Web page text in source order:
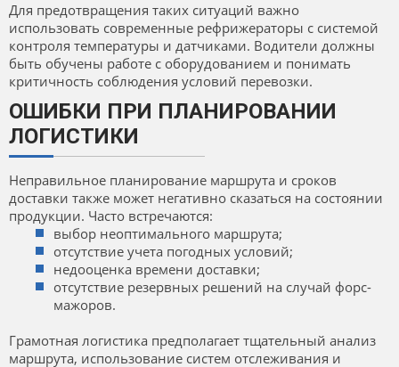
Для предотвращения таких ситуаций важно
использовать современные рефрижераторы с системой
контроля температуры и датчиками. Водители должны
быть обучены работе с оборудованием и понимать
критичность соблюдения условий перевозки.
ОШИБКИ ПРИ ПЛАНИРОВАНИИ
ЛОГИСТИКИ
Неправильное планирование маршрута и сроков
доставки также может негативно сказаться на состоянии
продукции. Часто встречаются:
выбор неоптимального маршрута;
отсутствие учета погодных условий;
недооценка времени доставки;
отсутствие резервных решений на случай форс-
мажоров.
Грамотная логистика предполагает тщательный анализ
маршрута, использование систем отслеживания и